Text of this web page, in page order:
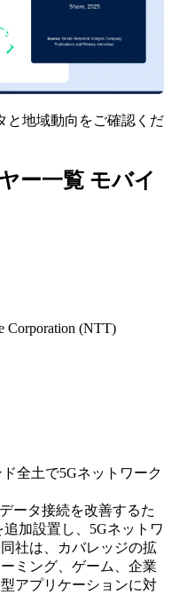
と地域動向をご確認くだ
ー一覧 モバイ
Corporation (NTT)
全土で5Gネットワ​​ーク
ータ接続を改善するた
加設置し、5Gネットワ​​
社は、カバレッジの拡
ミング、ゲーム、企業
アプリケーションに対